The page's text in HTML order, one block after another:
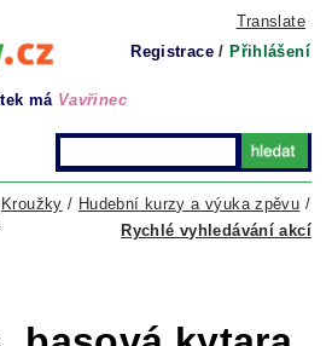
Translate
Registrace / Přihlášení
má Vavřinec
Rychlé vyhledávání akcí
Kroužky / Hudební kurzy a výuka zpěvu /